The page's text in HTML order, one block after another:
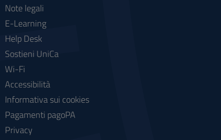
Note legali
E-Learning
Help Desk
Sostieni UniCa
Wi-Fi
Accessibilità
Informativa sui cookies
Pagamenti pagoPA
Privacy